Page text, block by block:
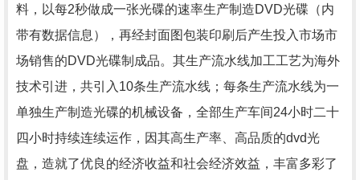
料，以每2秒做成一张光碟的速率生产制造DVD光碟（内
带有数据信息），再经封面图包装印刷后产生投入市场市
场销售的DVD光碟制成品。其生产流水线加工工艺为海外
技术引进，共引入10条生产流水线；每条生产流水线为一
单独生产制造光碟的机械设备，全部生产车间24小时二十
四小时持续连续运作，因其高生产率、高品质的dvd光
盘，造就了优良的经济收益和社会经济效益，丰富多彩了